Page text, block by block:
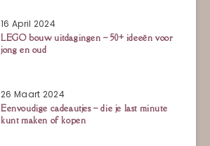
16 April 2024
LEGO bouw uitdagingen – 50+ ideeën voor
jong en oud
26 Maart 2024
Eenvoudige cadeautjes – die je last minute
kunt maken of kopen